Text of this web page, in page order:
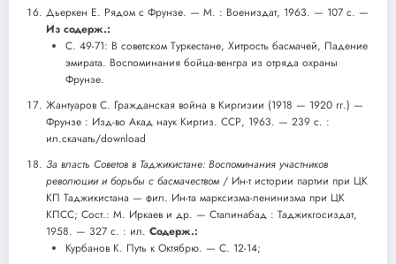
Дьеркен Е. Рядом с Фрунзе. — М. : Воениздат, 1963. — 107 с. —
Из содерж.:
С. 49-71: В советском Туркестане, Хитрость басмачей, Падение
эмирата. Воспоминания бойца-венгра из отряда охраны
Фрунзе.
Жантуаров С. Гражданская война в Киргизии (1918 — 1920 гг.) —
Фрунзе : Изд-во Акад наук Киргиз. ССР, 1963. — 239 с. :
ил.скачать/download
За власть Советов в Таджикистане: Воспоминания участников
революции и борьбы с басмачеством / Ин-т истории партии при ЦК
КП Таджикистана — фил. Ин-та марксизма-ленинизма при ЦК
КПСС; Сост.: М. Иркаев и др. — Сталинабад : Таджикгосиздат,
1958. — 327 с. : ил. Содерж.:
Курбанов К. Путь к Октябрю. — С. 12-14;